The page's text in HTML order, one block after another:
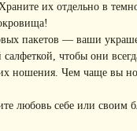
их отдельно в
пакетов — ваши
чтобы они
ношения. Чем чаще вы
любовь себе или своим